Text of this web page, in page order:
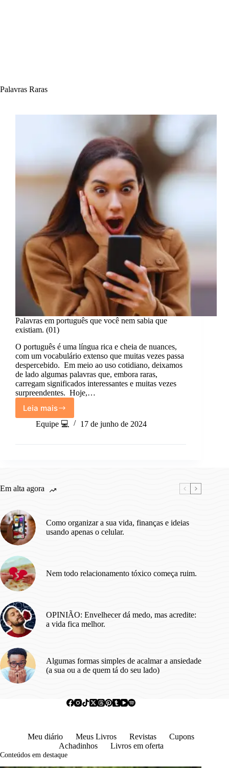
Palavras Raras
Palavras em português que você nem sabia que
existiam. (01)
O português é uma língua rica e cheia de nuances,
com um vocabulário extenso que muitas vezes passa
despercebido. Em meio ao uso cotidiano, deixamos
de lado algumas palavras que, embora raras,
carregam significados interessantes e muitas vezes
surpreendentes. Hoje,…
Leia maisPalavras
em
português
existiam.
Equipe 💻 17 de junho de 2024
Em alta agora
Como organizar a sua vida, finanças e ideias
usando apenas o celular.
Nem todo relacionamento tóxico começa ruim.
OPINIÃO: Envelhecer dá medo, mas acredite:
a vida fica melhor.
Algumas formas simples de acalmar a ansiedade
(a sua ou a de quem tá do seu lado)
Meu diário Meus Livros Revistas
Cupons
Achadinhos
Livros em oferta
Conteúdos em destaque